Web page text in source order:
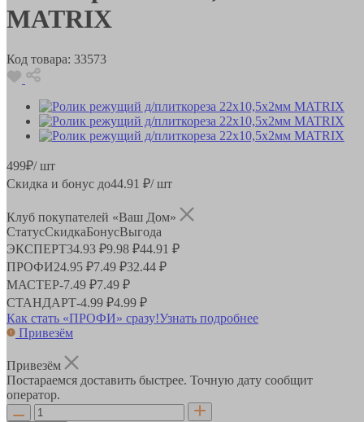
MATRIX
Код товара: 33573
499₽/ шт
Скидка и бонус до44.91 ₽/ шт
Клуб покупателей «Ваш Дом»
СтатусСкидкаБонусВыгода
ЭКСПЕРТ34.93 ₽9.98 ₽44.91 ₽
ПРОФИ24.95 ₽7.49 ₽32.44 ₽
МАСТЕР-7.49 ₽7.49 ₽
СТАНДАРТ-4.99 ₽4.99 ₽
Как стать «ПРОФИ» сразу!Узнать подробнее
Привезём
Привезём
Постараемся доставить быстрее. Точную дату сообщит
оператор.